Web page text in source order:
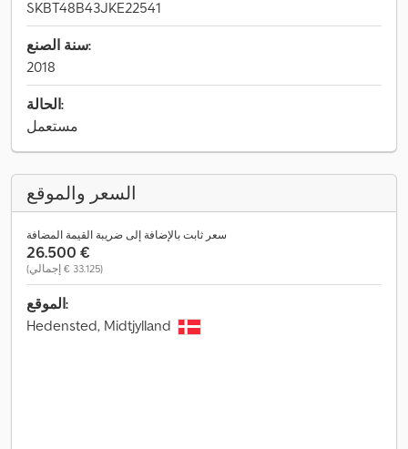
SKBT48B43JKE22541
سنة الصنع:
2018
الحالة:
مستعمل
السعر والموقع
سعر ثابت بالإضافة إلى ضريبة القيمة المضافة
‏26.500 €
(‏33.125 € إجمالي)
الموقع:
Hedensted, Midtjylland